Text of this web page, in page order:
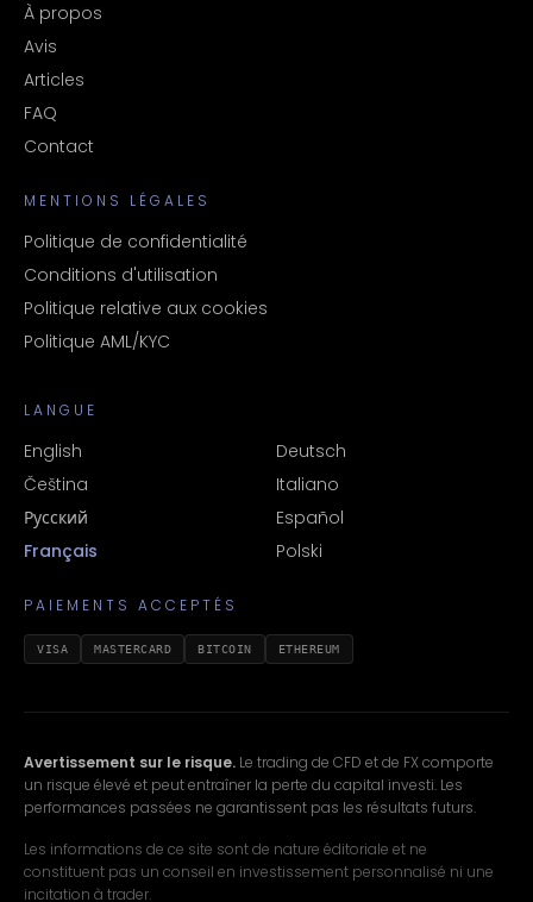
À propos
Avis
Articles
FAQ
Contact
MENTIONS LÉGALES
Politique de confidentialité
Conditions d'utilisation
Politique relative aux cookies
Politique AML/KYC
LANGUE
English
Deutsch
Čeština
Italiano
Русский
Español
Français
Polski
PAIEMENTS ACCEPTÉS
VISA MASTERCARD BITCOIN ETHEREUM
Avertissement sur le risque. Le trading de CFD et de FX comporte
un risque élevé et peut entraîner la perte du capital investi. Les
performances passées ne garantissent pas les résultats futurs.
Les informations de ce site sont de nature éditoriale et ne
constituent pas un conseil en investissement personnalisé ni une
incitation à trader.